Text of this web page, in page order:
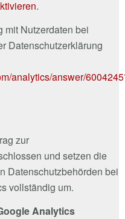
.
mit Nutzerdaten bei
Datenschutzerklärung
analytics/answer/
zur
und setzen die
Datenschutzbehörden bei
vollständig um.
Analytics